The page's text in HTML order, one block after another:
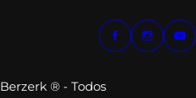
Berzerk ® - Todos